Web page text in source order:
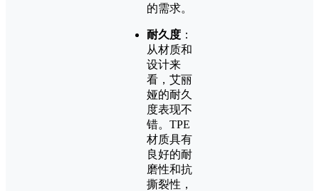
的需求。
耐久度 ：
从材质和
设计来
看，艾丽
娅的耐久
度表现不
错。TPE
材质具有
良好的耐
磨性和抗
撕裂性，